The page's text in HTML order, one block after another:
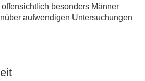
besonders Männer
aufwendigen Untersuchungen